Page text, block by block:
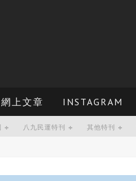
網上文章 INSTAGRAM
八九民運特刊 其他特刊